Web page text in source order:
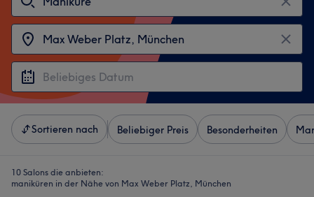
Sortieren nach Beliebiger Preis Besonderheiten
10 Salons die anbieten:
maniküren in der Nähe von Max Weber Platz, München